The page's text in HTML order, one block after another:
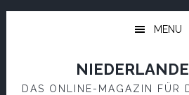
Skip
Skip
MENU
DAS ONLINE-MAGAZIN FÜR